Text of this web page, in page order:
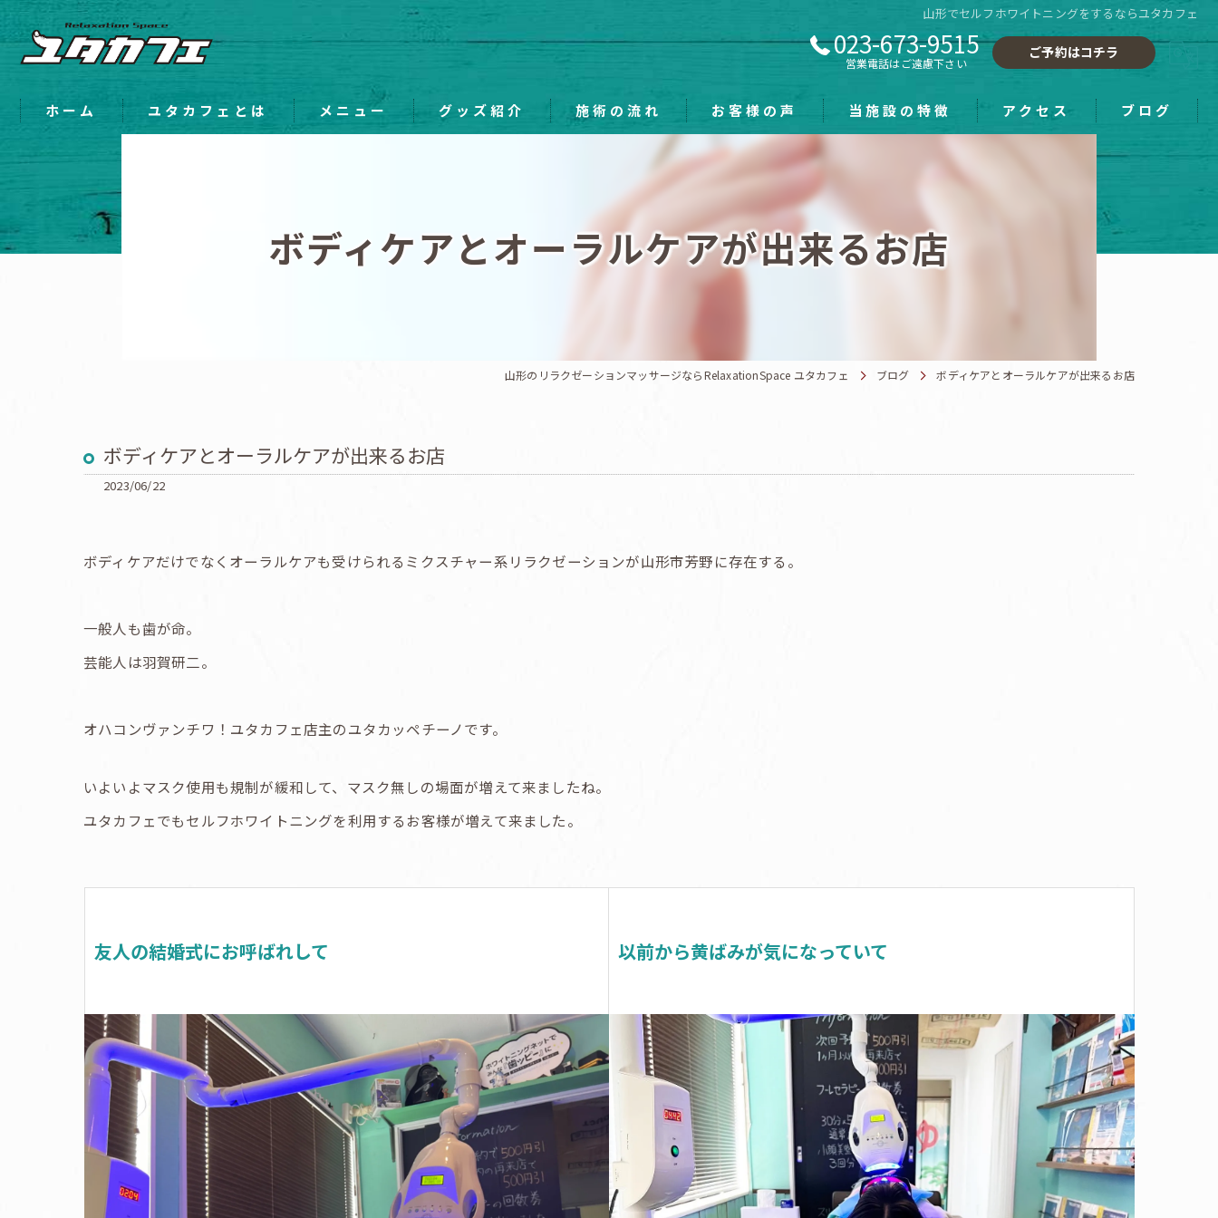
山形でセルフホワイトニングをするならユタカフェ
023-673-9515
営業電話はご遠慮下さい
ご予約はコチラ
ホーム ユタカフェとは メニュー グッズ紹介 施術の流れ お客様の声 当施設の特徴
小顔
手もみ
アクセス ブログ
ボディケアとオーラルケアが出来るお店
山形のリラクゼーションマッサージならRelaxationSpace ユタカフェ ブログ ボディケアとオーラルケアが出来るお店
ボディケアとオーラルケアが出来るお店
2023/06/22
ボディケアだけでなくオーラルケアも受けられるミクスチャー系リラクゼーションが山形市芳野に存在する。
一般人も歯が命。
芸能人は羽賀研二。
オハコンヴァンチワ！ユタカフェ店主のユタカッペチーノです。
いよいよマスク使用も規制が緩和して、マスク無しの場面が増えて来ましたね。
ユタカフェでもセルフホワイトニングを利用するお客様が増えて来ました。
友人の結婚式にお呼ばれして 以前から黄ばみが気になっていて